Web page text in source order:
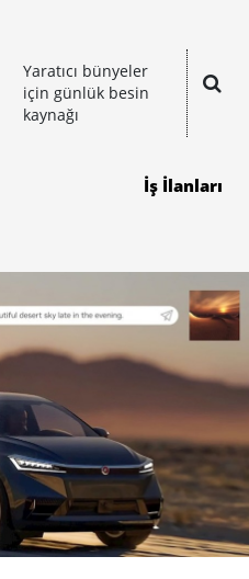
Yaratıcı bünyeler
için günlük besin
kaynağı
İş İlanları